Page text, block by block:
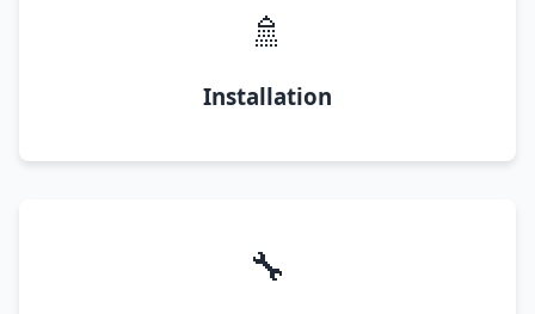
🚿
Installation
🔧